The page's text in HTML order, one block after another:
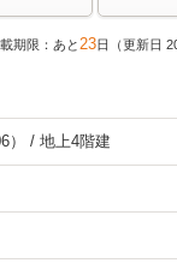
期限：あと23日（更新日
） / 地上4階建